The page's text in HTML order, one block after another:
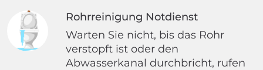
Rohrreinigung Notdienst
Warten Sie nicht, bis das Rohr
verstopft ist oder den
Abwasserkanal durchbricht, rufen